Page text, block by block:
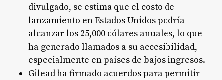
divulgado, se estima que el costo de
lanzamiento en Estados Unidos podría
alcanzar los 25,000 dólares anuales, lo que
ha generado llamados a su accesibilidad,
especialmente en países de bajos ingresos.
Gilead ha firmado acuerdos para permitir